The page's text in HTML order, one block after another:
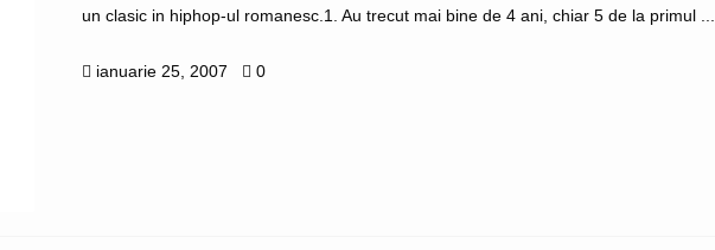
un clasic in hiphop-ul romanesc.1. Au trecut mai bine de 4 ani, chiar 5 de la primul ...
ianuarie 25, 2007 0